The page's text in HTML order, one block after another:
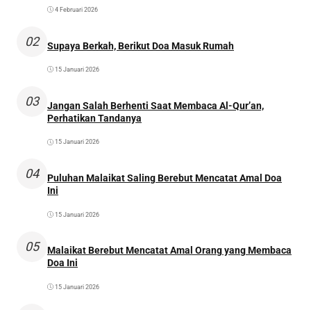
4 Februari 2026
02 Supaya Berkah, Berikut Doa Masuk Rumah
15 Januari 2026
03
Jangan Salah Berhenti Saat Membaca Al-Qur’an,
Perhatikan Tandanya
15 Januari 2026
04
Puluhan Malaikat Saling Berebut Mencatat Amal Doa
Ini
15 Januari 2026
05
Malaikat Berebut Mencatat Amal Orang yang Membaca
Doa Ini
15 Januari 2026